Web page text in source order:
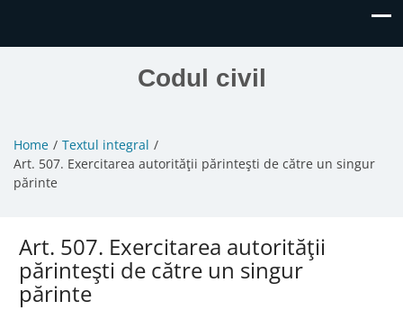
Codul civil
Home
Textul integral
Art. 507. Exercitarea autorităţii părinteşti de către un singur
părinte
Art. 507. Exercitarea autorităţii
părinteşti de către un singur
părinte